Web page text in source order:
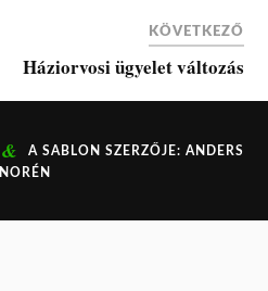
KÖVETKEZŐ
Háziorvosi ügyelet változás
& A SABLON SZERZŐJE: ANDERS
NORÉN